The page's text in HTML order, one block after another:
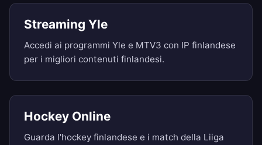
Streaming Yle
Accedi ai programmi Yle e MTV3 con IP finlandese
per i migliori contenuti finlandesi.
Hockey Online
Guarda l'hockey finlandese e i match della Liiga